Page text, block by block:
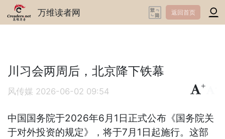
万维读者网 返回首页
川习会两周后，北京降下铁幕
风传媒 2026-06-02 09:54
+
中国国务院于2026年6月1日正式公布《国务院关
于对外投资的规定》，将于7月1日起施行。这部